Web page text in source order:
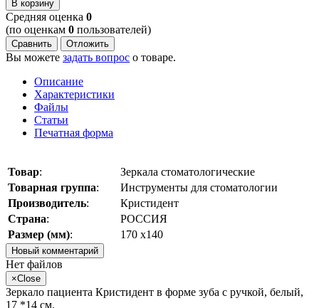
В корзину
Cредняя оценка 0
(по оценкам 0 пользователей)
Сравнить Отложить
Вы можете задать вопрос о товаре.
Описание
Характеристики
Файлы
Статьи
Печатная форма
Товар:
Зеркала стоматологические
Товарная группа:
Инструменты для стоматологии
Производитель:
Кристидент
Страна:
РОССИЯ
Размер (мм): 170 х140
Новый комментарий
Нет файлов
×Close
Зеркало пациента Кристидент в форме зуба с ручкой, белый,
17 *14 см.